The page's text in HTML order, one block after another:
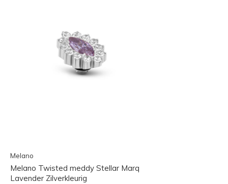
Melano
Melano Twisted meddy Stellar Marq
Lavender Zilverkleurig